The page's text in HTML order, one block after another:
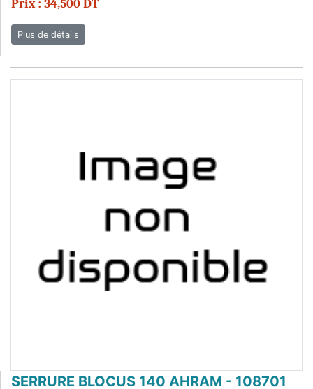
Prix : 34,500 DT
Plus de détails
SERRURE BLOCUS 140 AHRAM - 108701